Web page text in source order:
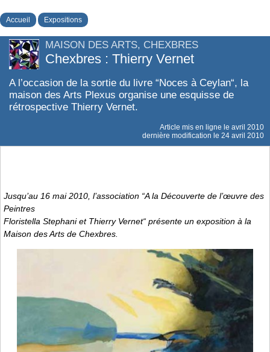
Accueil Expositions
MAISON DES ARTS, CHEXBRES
Chexbres : Thierry Vernet
A l’occasion de la sortie du livre “Noces à Ceylan“, la
maison des Arts Plexus organise une esquisse de
rétrospective Thierry Vernet.
Article mis en ligne le avril 2010
dernière modification le 24 avril 2010
Jusqu’au 16 mai 2010, l’association “A la Découverte de l’œuvre des
Peintres
Floristella Stephani et Thierry Vernet“ présente un exposition à la
Maison des Arts de Chexbres.